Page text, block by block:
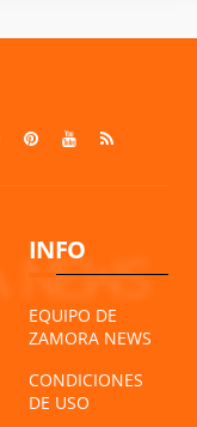
INFO
EQUIPO DE
ZAMORA NEWS
CONDICIONES
DE USO